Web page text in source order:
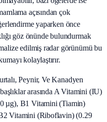
açısından çok
yaparken önce
göz önünde bulundurmak
edilmiş radar görünümü bu
kolaylaştırır.
Peynir, Ve Kanadyen
arasında A Vitamini (IU)
µg), B1 Vitamini (Tiamin)
Vitamini (Riboflavin) (0.29